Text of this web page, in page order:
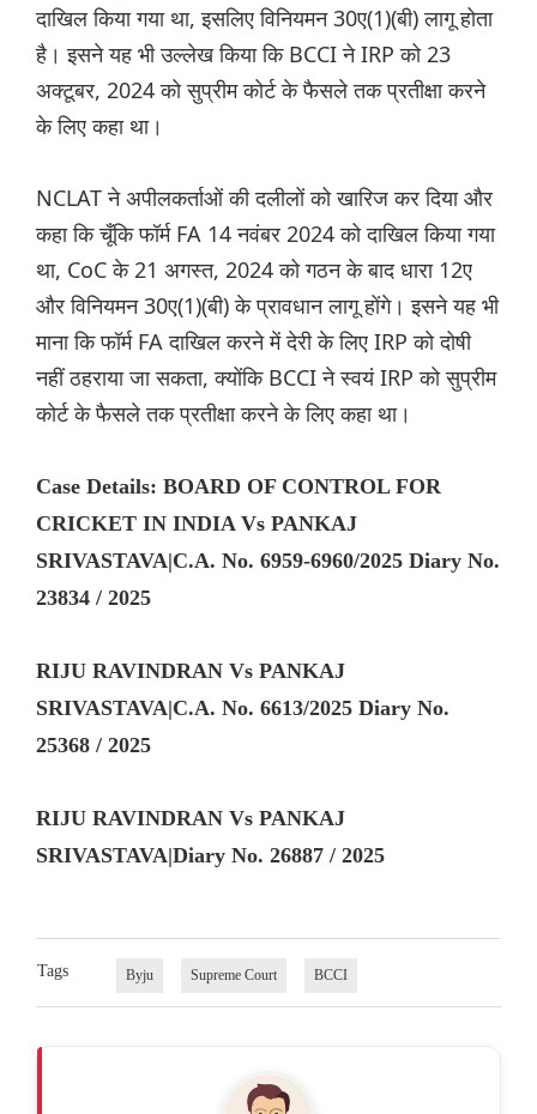
दाखिल किया गया था, इसलिए विनियमन 30ए(1)(बी) लागू होता
है। इसने यह भी उल्लेख किया कि BCCI ने IRP को 23
अक्टूबर, 2024 को सुप्रीम कोर्ट के फैसले तक प्रतीक्षा करने
के लिए कहा था।
NCLAT ने अपीलकर्ताओं की दलीलों को खारिज कर दिया और
कहा कि चूँकि फॉर्म FA 14 नवंबर 2024 को दाखिल किया गया
था, CoC के 21 अगस्त, 2024 को गठन के बाद धारा 12ए
और विनियमन 30ए(1)(बी) के प्रावधान लागू होंगे। इसने यह भी
माना कि फॉर्म FA दाखिल करने में देरी के लिए IRP को दोषी
नहीं ठहराया जा सकता, क्योंकि BCCI ने स्वयं IRP को सुप्रीम
कोर्ट के फैसले तक प्रतीक्षा करने के लिए कहा था।
Case Details: BOARD OF CONTROL FOR
CRICKET IN INDIA Vs PANKAJ
SRIVASTAVA|C.A. No. 6959-6960/2025 Diary No.
23834 / 2025
RIJU RAVINDRAN Vs PANKAJ
SRIVASTAVA|C.A. No. 6613/2025 Diary No.
25368 / 2025
RIJU RAVINDRAN Vs PANKAJ
SRIVASTAVA|Diary No. 26887 / 2025
Tags Byju Supreme Court BCCI